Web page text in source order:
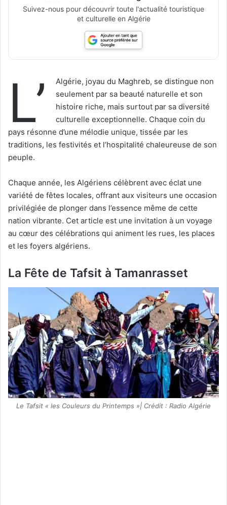
Suivez-nous pour découvrir toute l'actualité touristique
et culturelle en Algérie
L’
Algérie, joyau du Maghreb, se distingue non
seulement par sa beauté naturelle et son
histoire riche, mais surtout par sa diversité
culturelle exceptionnelle. Chaque coin du
pays résonne d’une mélodie unique, tissée par les
traditions, les festivités et l’hospitalité chaleureuse de son
peuple.
Chaque année, les Algériens célèbrent avec éclat une
variété de fêtes locales, offrant aux visiteurs une occasion
privilégiée de plonger dans l’essence même de cette
nation vibrante. Cet article est une invitation à un voyage
au cœur des célébrations qui animent les rues, les places
et les foyers algériens.
La Fête de Tafsit à Tamanrasset
Le Tafsit « les Couleurs du Printemps »| Crédit : Radio Algérie